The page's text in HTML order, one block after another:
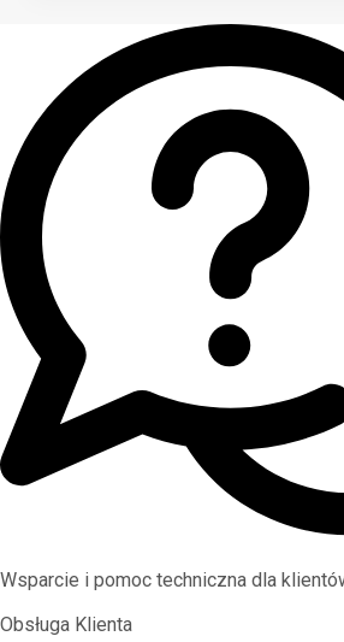
Wsparcie i pomoc techniczna dla
Obsługa Klienta